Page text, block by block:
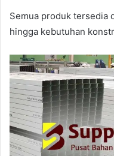
Semua produk tersedia
hingga kebutuhan